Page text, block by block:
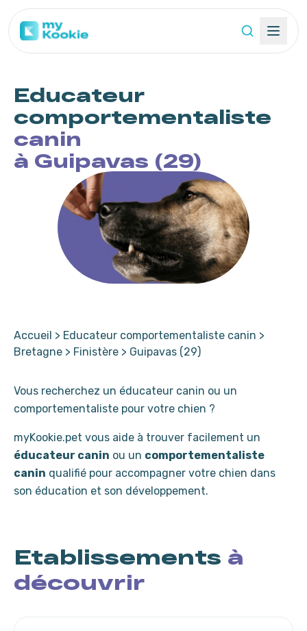
Educateur
comportementaliste
canin
à Guipavas (29)
Accueil > Educateur comportementaliste canin >
Bretagne > Finistère > Guipavas (29)
Vous recherchez un éducateur canin ou un
comportementaliste pour votre chien ?
myKookie.pet vous aide à trouver facilement un
éducateur canin ou un comportementaliste
canin qualifié pour accompagner votre chien dans
son éducation et son développement.
Etablissements à
découvrir